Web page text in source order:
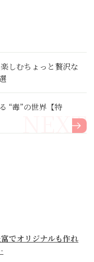
しむちょっと贅沢な
“毒”の世界【特
でオリジナルも作れ